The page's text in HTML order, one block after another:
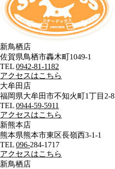
新鳥栖店
佐賀県鳥栖市轟木町1049-1
TEL 0942-81-1182
アクセスはこちら
大牟田店
福岡県大牟田市不知火町1丁目2-8
TEL 0944-59-5911
アクセスはこちら
新熊本店
熊本県熊本市東区長嶺西3-1-1
TEL 096-284-1717
アクセスはこちら
新鳥栖店